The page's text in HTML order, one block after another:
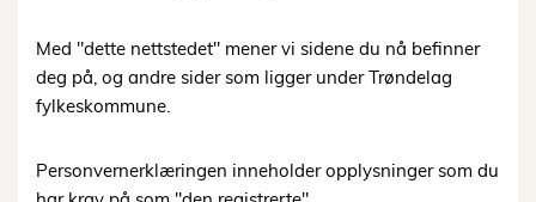
Med "dette nettstedet" mener vi sidene du nå befinner
deg på, og andre sider som ligger under Trøndelag
fylkeskommune.
Personvernerklæringen inneholder opplysninger som du